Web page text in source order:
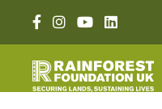
Enlace Facebook
Enlace Instagram
Enlace Youtube
Linkedin